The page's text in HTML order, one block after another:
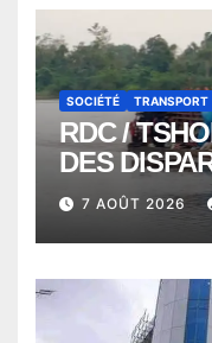
SOCIÉTÉ TRANSPORT
RDC /
DES
NAUFRAGE
À
KISANGANI
7 AOÛT 2026